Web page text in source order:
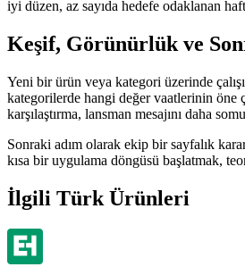
iyi düzen, az sayıda hedefe odaklanan
Keşif, Görünürlük ve
Yeni bir ürün veya kategori üzerinde
kategorilerde hangi değer vaatlerinin öne
karşılaştırma, lansman mesajını daha
Sonraki adım olarak ekip bir sayfalık
kısa bir uygulama döngüsü başlatmak,
İlgili Türk Ürünleri